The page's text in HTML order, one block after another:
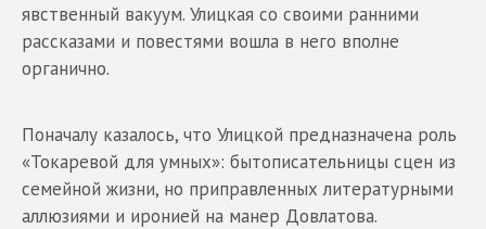
явственный вакуум. Улицкая со своими ранними
рассказами и повестями вошла в него вполне
органично.
Поначалу казалось, что Улицкой предназначена роль
«Токаревой для умных»: бытописательницы сцен из
семейной жизни, но приправленных литературными
аллюзиями и иронией на манер Довлатова.